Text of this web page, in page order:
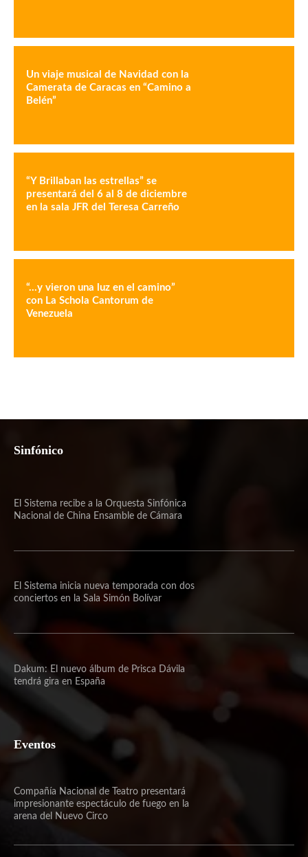
Un viaje musical de Navidad con la
Camerata de Caracas en “Camino a
Belén”
“Y Brillaban las estrellas” se
presentará del 6 al 8 de diciembre
en la sala JFR del Teresa Carreño
“…y vieron una luz en el camino”
con La Schola Cantorum de
Venezuela
Sinfónico
El Sistema recibe a la Orquesta Sinfónica
Nacional de China Ensamble de Cámara
El Sistema inicia nueva temporada con dos
conciertos en la Sala Simón Bolívar
Dakum: El nuevo álbum de Prisca Dávila
tendrá gira en España
Eventos
Compañía Nacional de Teatro presentará
impresionante espectáculo de fuego en la
arena del Nuevo Circo